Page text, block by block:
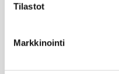
Tilastot
Markkinointi